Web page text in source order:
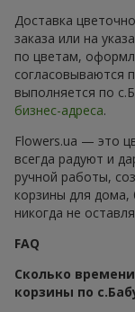
Доставка
заказа или на
по цветам,
согласовываются
выполняется по
бизнес-адреса.
Flowers.ua — это
всегда радуют и
ручной работы,
корзины для дома,
никогда не
FAQ
Сколько
корзины по